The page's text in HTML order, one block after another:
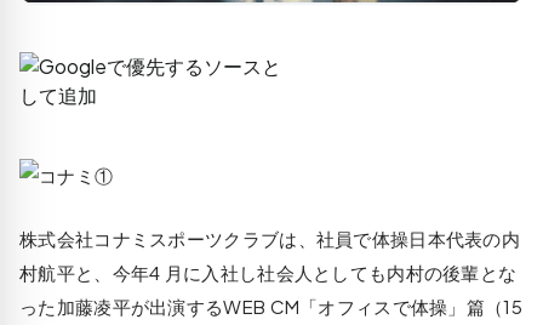
株式会社コナミスポーツクラブは、社員で体操日本代表の内
村航平と、今年4 月に入社し社会人としても内村の後輩とな
った加藤凌平が出演するWEB CM「オフィスで体操」篇（15